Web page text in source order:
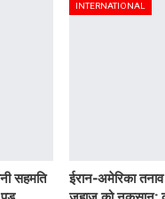
सहमति
INTERNATIONAL
ईरान-अमेरिका